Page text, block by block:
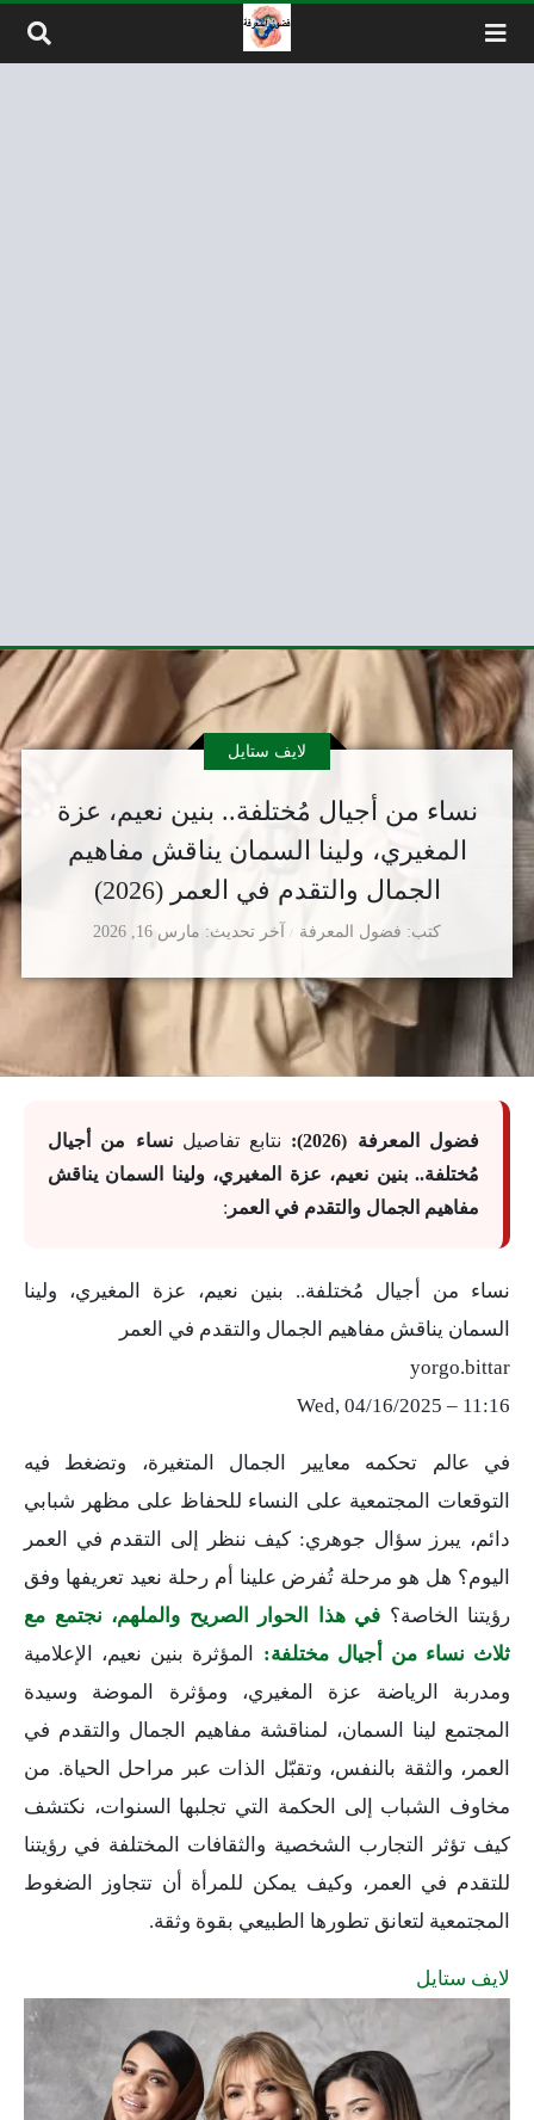
نساء من أجيال مُختلفة.. بنين نعيم، عزة
المغيري، ولينا السمان يناقش مفاهيم
الجمال والتقدم في العمر (2026)
كتب فضول المعرفة
لايف ستايل
آخر تحديث مارس 16, 2026
فضول المعرفة (2026): نتابع تفاصيلنساء من أجيال
مُختلفة.. بنين نعيم، عزة المغيري، ولينا السمان يناقش
مفاهيم الجمال والتقدم في العمر :
نساء من أجيال مُختلفة.. بنين نعيم، عزة المغيري، ولينا
السمان يناقش مفاهيم الجمال والتقدم في العمر
yorgo.bittar
Wed, 04/16/2025 – 11:16
في عالم تحكمه معايير الجمال المتغيرة، وتضغط فيه
التوقعات المجتمعية على النساء للحفاظ على مظهر شبابي
دائم، يبرز سؤال جوهري: كيف ننظر إلى التقدم في العمر
اليوم؟ هل هو مرحلة تُفرض علينا أم رحلة نعيد تعريفها وفق
رؤيتنا الخاصة؟ في هذا الحوار الصريح والملهم، نجتمع مع
ثلاث نساء من أجيال مختلفة: المؤثرة بنين نعيم، الإعلامية
ومدربة الرياضة عزة المغيري، ومؤثرة الموضة وسيدة
المجتمع لينا السمان، لمناقشة مفاهيم الجمال والتقدم في
العمر، والثقة بالنفس، وتقبّل الذات عبر مراحل الحياة. من
مخاوف الشباب إلى الحكمة التي تجلبها السنوات، نكتشف
كيف تؤثر التجارب الشخصية والثقافات المختلفة في رؤيتنا
للتقدم في العمر، وكيف يمكن للمرأة أن تتجاوز الضغوط
المجتمعية لتعانق تطورها الطبيعي بقوة وثقة.
لايف ستايل